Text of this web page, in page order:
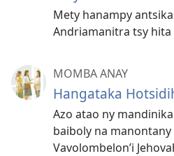
Mety hanampy
Andriamanitra tsy hita
MOMBA ANAY
Hangataka
Azo atao ny
baiboly na
Vavolombelon’i